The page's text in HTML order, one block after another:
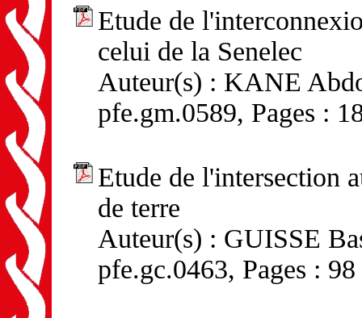
Etude de
celui de la Senelec
Auteur(s) : KANE
pfe.gm.0589, Pages :
Etude de l'intersection
de terre
Auteur(s) : GUISSE
pfe.gc.0463, Pages : 98